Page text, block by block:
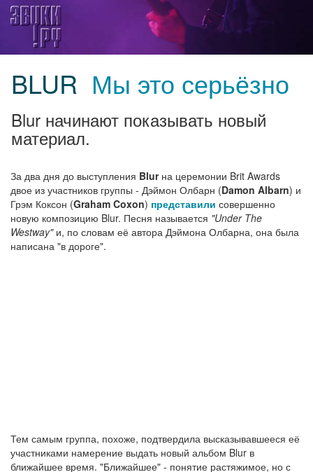
BLUR Мы это серьёзно
Blur начинают показывать новый
материал.
За два дня до выступления Blurна церемонии Brit Awards
двое из участников группы - Дэймон Олбарн (Damon Albarn) и
Грэм Коксон (Graham Coxon) представили совершенно
новую композицию Blur. Песня называется "Under The
Westway"и, по словам её автора Дэймона Олбарна, она была
написана "в дороге".
Тем самым группа, похоже, подтвердила высказывавшееся её
участниками намерение выдать новый альбом Blur в
ближайшее время. "Ближайшее" - понятие растяжимое, но с